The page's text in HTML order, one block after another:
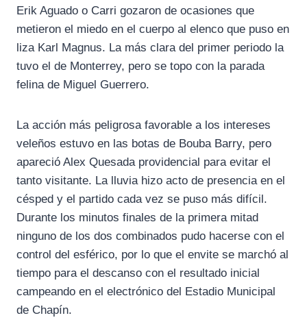
Erik Aguado o Carri gozaron de ocasiones que
metieron el miedo en el cuerpo al elenco que puso en
liza Karl Magnus. La más clara del primer periodo la
tuvo el de Monterrey, pero se topo con la parada
felina de Miguel Guerrero.
La acción más peligrosa favorable a los intereses
veleños estuvo en las botas de Bouba Barry, pero
apareció Alex Quesada providencial para evitar el
tanto visitante. La lluvia hizo acto de presencia en el
césped y el partido cada vez se puso más difícil.
Durante los minutos finales de la primera mitad
ninguno de los dos combinados pudo hacerse con el
control del esférico, por lo que el envite se marchó al
tiempo para el descanso con el resultado inicial
campeando en el electrónico del Estadio Municipal
de Chapín.